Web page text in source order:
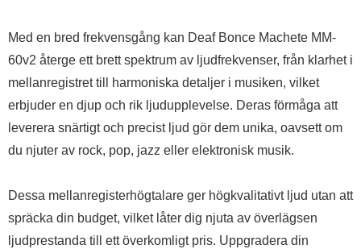
Med en bred frekvensgång kan Deaf Bonce Machete MM-
60v2 återge ett brett spektrum av ljudfrekvenser, från klarhet i
mellanregistret till harmoniska detaljer i musiken, vilket
erbjuder en djup och rik ljudupplevelse. Deras förmåga att
leverera snärtigt och precist ljud gör dem unika, oavsett om
du njuter av rock, pop, jazz eller elektronisk musik.
Dessa mellanregisterhögtalare ger högkvalitativt ljud utan att
spräcka din budget, vilket låter dig njuta av överlägsen
ljudprestanda till ett överkomligt pris. Uppgradera din